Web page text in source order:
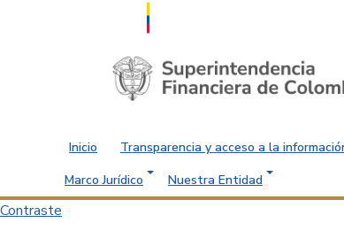
Saltar al contenido principal
Inicio Transparencia y acceso a la
Marco Jurídico
Nuestra Entidad
Contraste